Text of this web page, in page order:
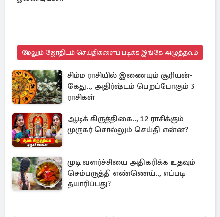
மேலும் ஜோதிடம் செய்திகளைப் படிக்க இங்கே அழுத்தவும்
சிம்ம ராசியில் இணையும் சூரியன்-
கேது.., அதிர்ஷ்டம் பெறப்போகும் 3
ராசிகள்
ஆடிக் கிருத்திகை.., 12 ராசிக்கும்
முருகர் சொல்லும் செய்தி என்ன?
முடி வளர்ச்சியை அதிகரிக்க உதவும்
செம்பருத்தி எண்ணெய்.., எப்படி
தயாரிப்பது?